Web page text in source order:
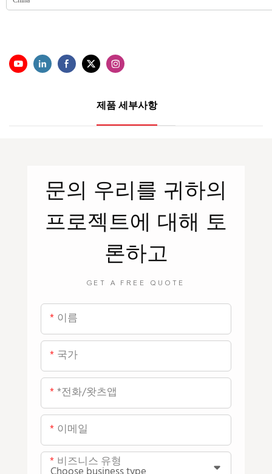
제품 세부사항
문의 우리를 귀하의
프로젝트에 대해 토
론하고
GET A FREE QUOTE
이름
국가
*전화/왓츠앱
이메일
비즈니스 유형